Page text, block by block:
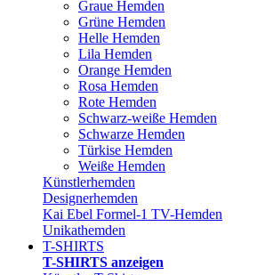
Graue Hemden
Grüne Hemden
Helle Hemden
Lila Hemden
Orange Hemden
Rosa Hemden
Rote Hemden
Schwarz-weiße Hemden
Schwarze Hemden
Türkise Hemden
Weiße Hemden
Künstlerhemden
Designerhemden
Kai Ebel Formel-1 TV-Hemden
Unikathemden
T-SHIRTS
T-SHIRTS anzeigen